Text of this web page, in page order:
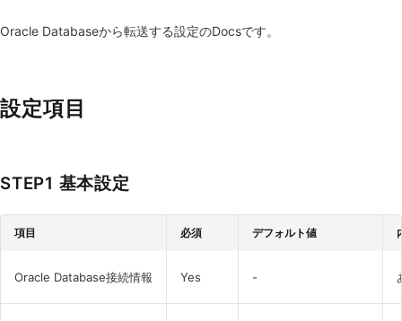
Oracle Databaseから転送する設定のDocsです。
設定項目
STEP1 基本設定
項目 必須 デフォルト値
Oracle Database接続情報 Yes -